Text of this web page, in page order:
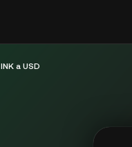
INK a USD